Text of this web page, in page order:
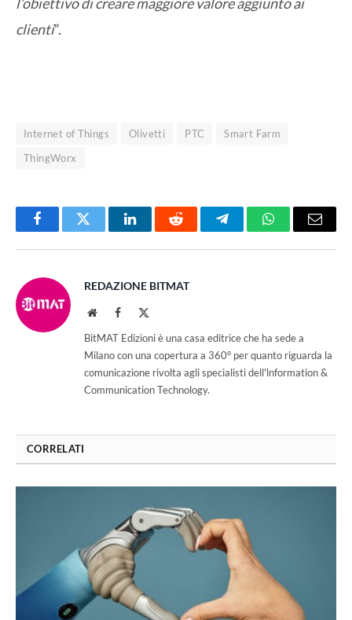
clienti”.
Internet of Things Olivetti PTC
Smart Farm
ThingWorx
FacebookTwitter LinkedInReddit TelegramWhatsAppEmail
REDAZIONE BITMAT
WebsiteFacebook
BitMAT Edizioni è una casa editrice che ha sede a
Milano con una copertura a 360° per quanto riguarda la
comunicazione rivolta agli specialisti dell'lnformation &
Communication Technology.
CORRELATI